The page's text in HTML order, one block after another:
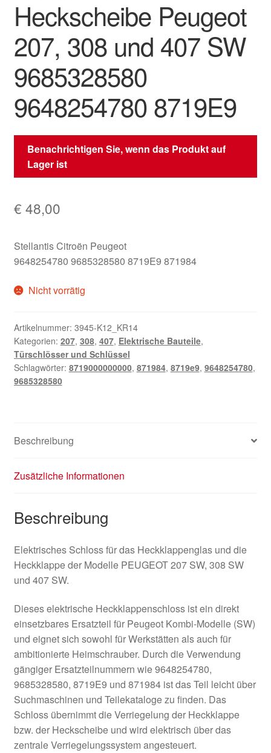
Heckscheibe Peugeot
207, 308 und 407 SW
9685328580
9648254780 8719E9
Benachrichtigen Sie, wenn das Produkt auf
Lager ist
€ 48,00
Stellantis Citroën Peugeot
9648254780 9685328580 8719E9 871984
Nicht vorrätig
Artikelnummer: 3945-K12_KR14
Kategorien: 207, 308, 407, Elektrische Bauteile,
Türschlösser und Schlüssel
Schlagwörter: 8719000000000, 871984, 8719e9, 9648254780,
9685328580
Beschreibung
Zusätzliche Informationen
Beschreibung
Elektrisches Schloss für das Heckklappenglas und die
Heckklappe der Modelle PEUGEOT 207 SW, 308 SW
und 407 SW.
Dieses elektrische Heckklappenschloss ist ein direkt
einsetzbares Ersatzteil für Peugeot Kombi-Modelle (SW)
und eignet sich sowohl für Werkstätten als auch für
ambitionierte Heimschrauber. Durch die Verwendung
gängiger Ersatzteilnummern wie 9648254780,
9685328580, 8719E9 und 871984 ist das Teil leicht über
Suchmaschinen und Teilekataloge zu finden. Das
Schloss übernimmt die Verriegelung der Heckklappe
bzw. der Heckscheibe und wird elektrisch über das
zentrale Verriegelungssystem angesteuert.